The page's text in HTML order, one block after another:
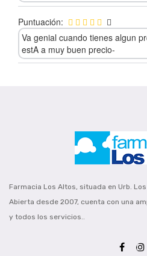
Puntuación:
Va genial cuando tienes algun
estA a muy buen precio-
Farmacia Los Altos, situada en Urb.
Abierta desde 2007, cuenta con una
y todos los servicios..